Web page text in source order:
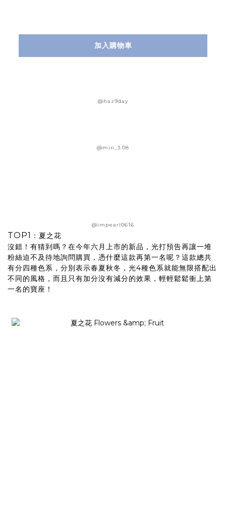
加入購物車
@haz9day
@min_3.08
@impearl0616
TOP1 ：夏之花
沒錯！有猜到嗎？在今年六月上市的新品，光打預告再讓一堆
粉絲迫不及待地詢問購買，憑什麼這款再第一名呢？這款總共
有分四種色系，分別表示春夏秋冬，光4種色系就能無限搭配出
不同的風格，而且只有加分沒有減分的效果，輕輕鬆鬆衝上第
一名的寶座！